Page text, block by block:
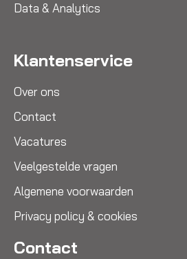
Data & Analytics
Klantenservice
Over ons
Contact
Vacatures
Veelgestelde vragen
Algemene voorwaarden
Privacy policy & cookies
Contact